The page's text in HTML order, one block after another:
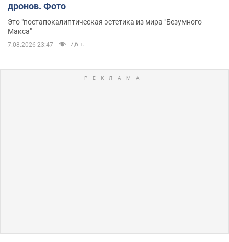
дронов. Фото
Это "постапокалиптическая эстетика из мира "Безумного
Макса"
7.08.2026 23:47 7,6 т.